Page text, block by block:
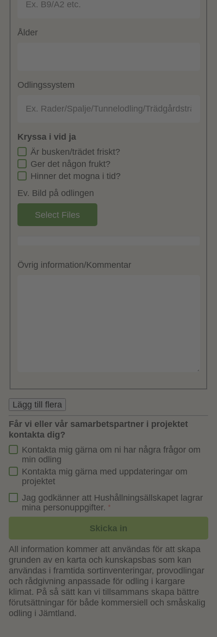
Ålder
Odlingssystem
Kryssa i vid ja
Är busken/trädet friskt?
Ger det någon frukt?
Hinner det mogna i tid?
Ev. Bild på odlingen
Select Files
Övrig information/Kommentar
Lägg till flera
Får vi eller vår samarbetspartner i projektet
kontakta dig?
Kontakta mig gärna om ni har några frågor om
min odling
Kontakta mig gärna med uppdateringar om
projektet
Jag godkänner att Hushållningsällskapet lagrar
mina personuppgifter. *
All information kommer att användas för att skapa
grunden av en karta och kunskapsbas som kan
användas i framtida sortinventeringar, provodlingar
och rådgivning anpassade för odling i kargare
klimat. På så sätt kan vi tillsammans skapa bättre
förutsättningar för både kommersiell och småskalig
odling i Jämtland.